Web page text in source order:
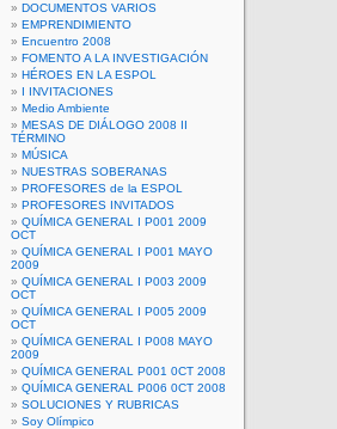
DOCUMENTOS VARIOS
EMPRENDIMIENTO
Encuentro 2008
FOMENTO A LA INVESTIGACIÓN
HÉROES EN LA ESPOL
I INVITACIONES
Medio Ambiente
MESAS DE DIÁLOGO 2008 II
TÉRMINO
MÚSICA
NUESTRAS SOBERANAS
PROFESORES de la ESPOL
PROFESORES INVITADOS
QUÍMICA GENERAL I P001 2009
OCT
QUÍMICA GENERAL I P001 MAYO
2009
QUÍMICA GENERAL I P003 2009
OCT
QUÍMICA GENERAL I P005 2009
OCT
QUÍMICA GENERAL I P008 MAYO
2009
QUÍMICA GENERAL P001 0CT 2008
QUÍMICA GENERAL P006 0CT 2008
SOLUCIONES Y RUBRICAS
Soy Olímpico